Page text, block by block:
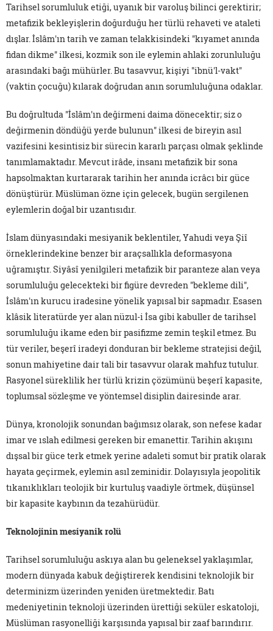
Tarihsel sorumluluk etiği, uyanık bir varoluş bilinci gerektirir;
metafizik bekleyişlerin doğurduğu her türlü rehaveti ve ataleti
dışlar. İslâm'ın tarih ve zaman telakkisindeki "kıyamet anında
fidan dikme" ilkesi, kozmik son ile eylemin ahlaki zorunluluğu
arasındaki bağı mühürler. Bu tasavvur, kişiyi "ibnü'l-vakt"
(vaktin çocuğu) kılarak doğrudan anın sorumluluğuna odaklar.
Bu doğrultuda "İslâm'ın değirmeni daima dönecektir; siz o
değirmenin döndüğü yerde bulunun" ilkesi de bireyin asıl
vazifesini kesintisiz bir sürecin kararlı parçası olmak şeklinde
tanımlamaktadır. Mevcut irâde, insanı metafizik bir sona
hapsolmaktan kurtararak tarihin her anında icrâcı bir güce
dönüştürür. Müslüman özne için gelecek, bugün sergilenen
eylemlerin doğal bir uzantısıdır.
İslam dünyasındaki mesiyanik beklentiler, Yahudi veya Şiî
örneklerindekine benzer bir araçsallıkla deformasyona
uğramıştır. Siyâsî yenilgileri metafizik bir paranteze alan veya
sorumluluğu gelecekteki bir figüre devreden "bekleme dili",
İslâm'ın kurucu iradesine yönelik yapısal bir sapmadır. Esasen
klâsik literatürde yer alan nüzul-i İsa gibi kabuller de tarihsel
sorumluluğu ikame eden bir pasifizme zemin teşkil etmez. Bu
tür veriler, beşerî iradeyi donduran bir bekleme stratejisi değil,
sonun mahiyetine dair tali bir tasavvur olarak mahfuz tutulur.
Rasyonel süreklilik her türlü krizin çözümünü beşerî kapasite,
toplumsal sözleşme ve yöntemsel disiplin dairesinde arar.
Dünya, kronolojik sonundan bağımsız olarak, son nefese kadar
imar ve ıslah edilmesi gereken bir emanettir. Tarihin akışını
dışsal bir güce terk etmek yerine adaleti somut bir pratik olarak
hayata geçirmek, eylemin asıl zeminidir. Dolayısıyla jeopolitik
tıkanıklıkları teolojik bir kurtuluş vaadiyle örtmek, düşünsel
bir kapasite kaybının da tezahürüdür.
Teknolojinin mesiyanik rolü
Tarihsel sorumluluğu askıya alan bu geleneksel yaklaşımlar,
modern dünyada kabuk değiştirerek kendisini teknolojik bir
determinizm üzerinden yeniden üretmektedir. Batı
medeniyetinin teknoloji üzerinden ürettiği seküler eskatoloji,
Müslüman rasyonelliği karşısında yapısal bir zaaf barındırır.